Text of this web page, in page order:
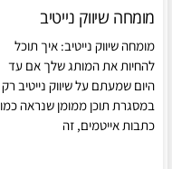
מומחה שיווק נייטיב
מומחה שיווק נייטיב: איך תוכל
להחיות את המותג שלך אם עד
היום שמעתם על שיווק נייטיב רק
במסגרת תוכן ממומן שנראה כמו
כתבות אייטמים, זה